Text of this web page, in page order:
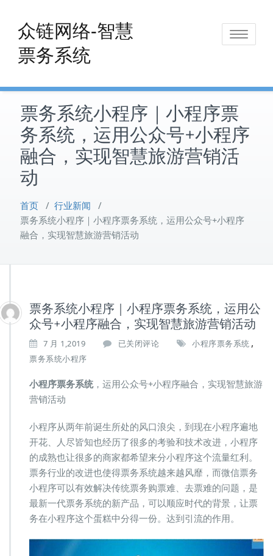
content
众链网络-智慧
票务系统
Toggle
票务系统小程序｜小程序票
务系统，运用公众号+小程序
融合，实现智慧旅游营销活
动
首页 / 行业新闻 /
票务系统小程序｜小程序票务系统，运用公众号+小程序
融合，实现智慧旅游营销活动
票务系统小程序｜小程序票务系统，运用公
众号+小程序融合，实现智慧旅游营销活动
7 月 1,2019
票
统
小
｜
小
程
序
票
务
系
统，
运
用
已关闭评论 小程序票务系统 ,
票务系统小程序
小程序票务系统，运用公众号+小程序融合，实现智慧旅游
营销活动
小程序从两年前诞生所处的风口浪尖，到现在小程序遍地
开花、人尽皆知也经历了很多的考验和技术改进，小程序
的成熟也让很多的商家都希望来分小程序这个流量红利。
票务行业的改进也使得票务系统越来越风靡，而微信票务
小程序可以有效解决传统票务购票难、去票难的问题，是
最新一代票务系统的新产品，可以顺应时代的背景，让票
务在小程序这个蛋糕中分得一份。达到引流的作用。